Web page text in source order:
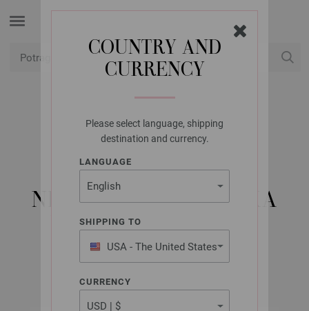
COUNTRY AND
CURRENCY
Please select language, shipping
destination and currency.
LANGUAGE
SHIPPING TO
USA - The United States
of America
CURRENCY
LANA GROSSA
KRUŽNA IGLA ZA
PLETENJE OD
NEHRĐAJUĆEG ČELIKA
VELIČINE 8,0/40CM